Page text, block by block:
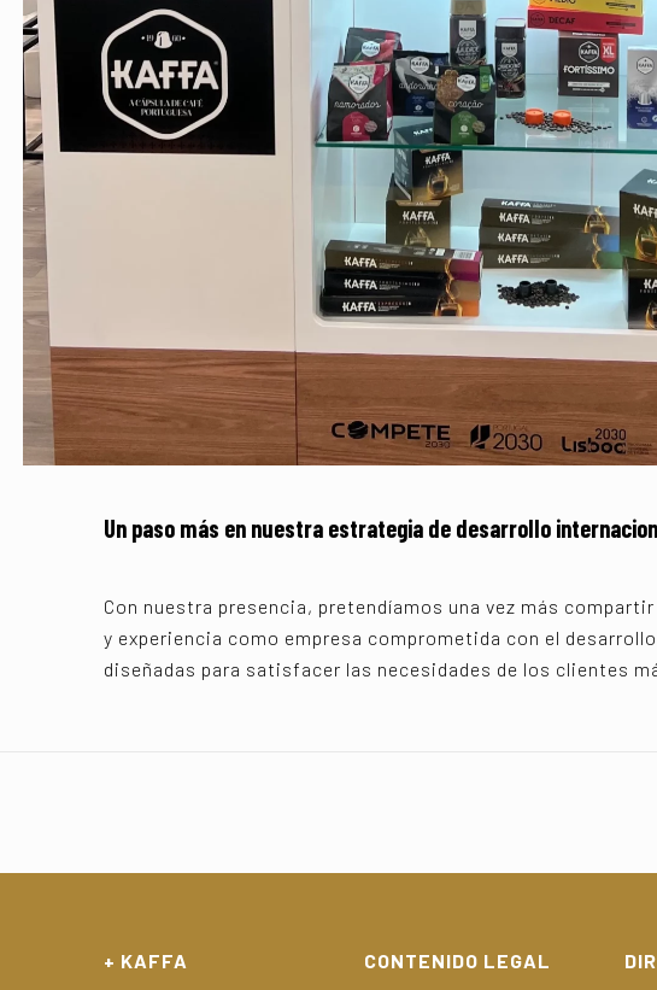
Un paso más en nuestra estrategia de desarrollo
Con nuestra presencia, pretendíamos una vez más
y experiencia como empresa comprometida con el
diseñadas para satisfacer las necesidades de los clientes
+ KAFFA CONTENIDO LEGAL